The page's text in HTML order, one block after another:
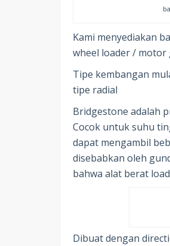
Kami menyediakan
wheel loader / motor
Tipe kembangan
tipe radial
Bridgestone adalah
Cocok untuk suhu
dapat mengambil
disebabkan oleh
bahwa alat berat
Dibuat dengan